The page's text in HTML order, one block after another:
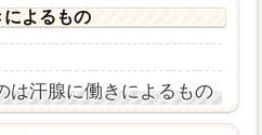
によるもの
は汗腺に働きによるもの